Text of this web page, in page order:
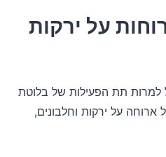
על ירקות
תת הפעילות של בלוטת
על ירקות וחלבונים,